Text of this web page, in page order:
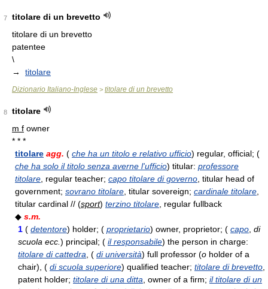
7
titolare di un brevetto
titolare di un brevetto
patentee
\
→ titolare
Dizionario Italiano-Inglese > titolare di un brevetto
8
titolare
m f owner
* * *
titolare agg. ( che ha un titolo e relativo ufficio) regular, official; (
che ha solo il titolo senza averne l'ufficio) titular: professore
titolare , regular teacher; capo titolare di governo , titular head of
government; sovrano titolare , titular sovereign; cardinale titolare
titular cardinal // (sport) terzino titolare , regular fullback
◆ s.m.
1 ( detentore) holder; ( proprietario) owner, proprietor; ( capo di
scuola ecc. ) principal; ( il responsabile) the person in charge:
titolare di cattedra , ( di università) full professor (o holder of a
chair), ( di scuola superiore) qualified teacher; titolare di brevetto
patent holder; titolare di una ditta , owner of a firm; il titolare di un